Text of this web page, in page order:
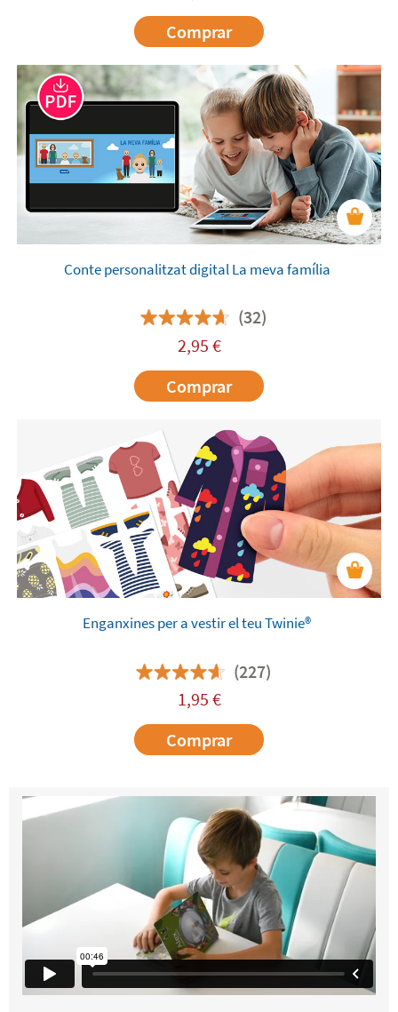
Comprar
Conte personalitzat digital La meva família
(32)
2,95 €
Comprar
Enganxines per a vestir el teu Twinie®️
(227)
1,95 €
Comprar